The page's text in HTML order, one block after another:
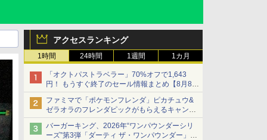
アクセスランキング
1時間 24時間 1週間 1カ月
「オクトパストラベラー」70%オフで1,643
円！ もうすぐ終了のセール情報まとめ【8月8日
更新】
ニンテンドーeショップでは「大神 絶景版」が
67%オフで990円
ファミマで「ポケモンフレンダ」ピカチュウ&
ゼラオラのフレンダピックがもらえるキャンペ
ーン開催！
バーガーキング、2026年“ワンパウンダーシリ
ーズ”第3弾「ダーティ ザ・ワンパウンダー」を